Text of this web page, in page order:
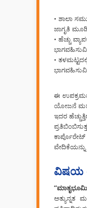
• ಶಾಲಾ
ಜಾಗೃತಿ
• ಹೆಚ್ಚು
•
ಈ ಉಪಕ್ರಮದ
ಯೋಜನೆ
ಇದರ
ವೇದಿಕೆಯನ್ನು
ವಿಷಯ
ಅತ್ಯುನ್ನತ